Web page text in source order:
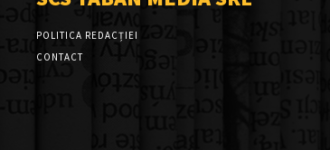
POLITICA REDACȚIEI
CONTACT